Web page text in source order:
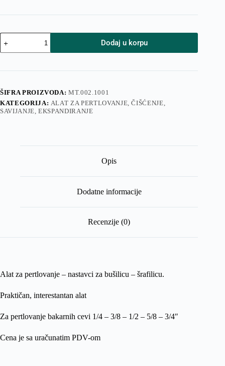
Alat
za
pertlovanje
bušilicu
nastavcima
količina
Dodaj u korpu
ŠIFRA PROIZVODA:MT.002.1001
KATEGORIJA: ALAT ZA PERTLOVANJE, ČIŠĆENJE,
SAVIJANJE, EKSPANDIRANJE
Opis
Dodatne informacije
Recenzije (0)
Alat za pertlovanje – nastavci za bušilicu – šrafilicu.
Praktičan, interestantan alat
Za pertlovanje bakarnih cevi 1/4 – 3/8 – 1/2 – 5/8 – 3/4″
Cena je sa uračunatim PDV-om